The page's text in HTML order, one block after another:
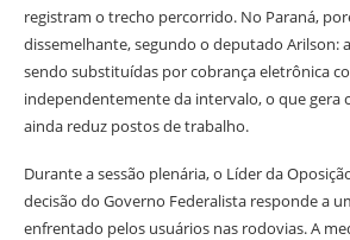
registram o trecho percorrido. No Paraná,
dissemelhante, segundo o deputado Arilson:
sendo substituídas por cobrança eletrônica
independentemente da intervalo, o que gera
ainda reduz postos de trabalho.
Durante a sessão plenária, o Líder da
decisão do Governo Federalista responde a
enfrentado pelos usuários nas rodovias. A